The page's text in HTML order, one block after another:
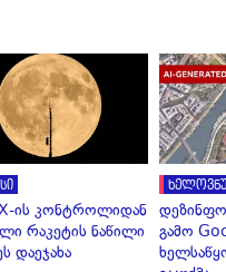
ის კონტროლიდან
რაკეტის ნაწილი
დაეჯახა
გამო